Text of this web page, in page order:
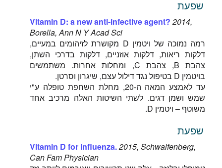
שפעת
Vitamin D: a new anti-infective agent? 2014,
Borella, Ann N Y Acad Sci
רמה נמוכה של ויטמין D מקושרת לזיהומים במעיים,
דלקות ריאות, דלקות אוזניים, דלקות בדרכי השתן,
צהבת B, צהבת C, ומחלות אחרות. משתמשים
בויטמין D בטיפול נגד דילול עצם, שיגרון וסרטן.
עד לאמצע המאה ה-20, מחלת השחפת טופלה ע"י
שמש ושמן דגים. לשתי השיטות האלה מרכיב אחד
משוטף – ויטמין D.
שפעת
Vitamin D for influenza.2015, Schwalfenberg,
Can Fam Physician